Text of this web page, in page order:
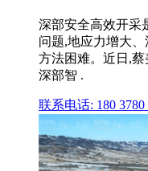
深部安全高效开采
问题,地应力增大
方法困难。近日,
深部智 .
联系电话: 180 3780